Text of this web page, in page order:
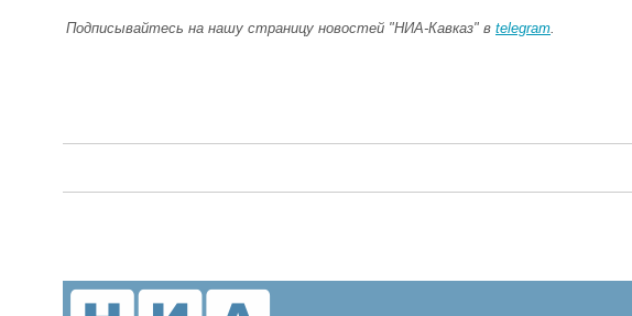
Подписывайтесь на нашу страницу новостей "НИА-Кавказ" в telegram